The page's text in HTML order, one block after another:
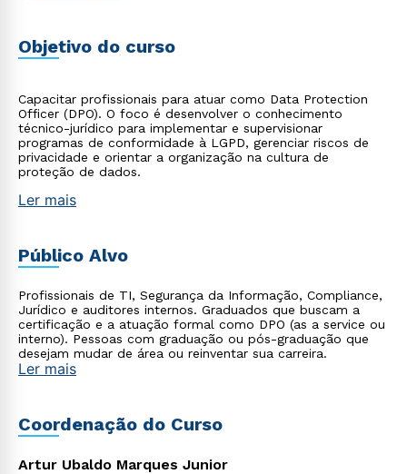
Objetivo do curso
Capacitar profissionais para atuar como Data Protection
Officer (DPO). O foco é desenvolver o conhecimento
técnico-jurídico para implementar e supervisionar
programas de conformidade à LGPD, gerenciar riscos de
privacidade e orientar a organização na cultura de
proteção de dados.
Ler mais
Público Alvo
Profissionais de TI, Segurança da Informação, Compliance,
Jurídico e auditores internos. Graduados que buscam a
certificação e a atuação formal como DPO (as a service ou
interno). Pessoas com graduação ou pós-graduação que
desejam mudar de área ou reinventar sua carreira.
Ler mais
Coordenação do Curso
Artur Ubaldo Marques Junior